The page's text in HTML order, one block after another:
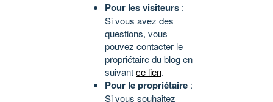
Pour les visiteurs :
Si vous avez des
questions, vous
pouvez contacter le
propriétaire du blog en
suivantce lien.
Pour le propriétaire :
Si vous souhaitez